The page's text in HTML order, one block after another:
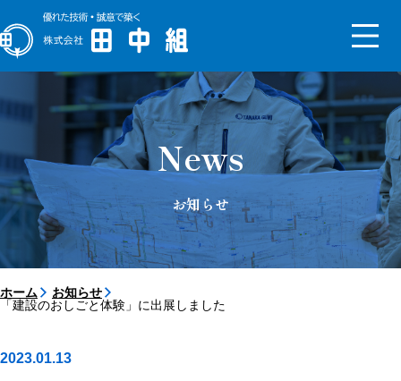
トップメッセージ
会社概要
沿革
組織図
新社屋
サステナビリティ
SDGs
ISO
コンプライアンス
事業継続計画
健康経営の取り組み
News
お知らせ
ホーム
お知らせ
「建設のおしごと体験」に出展しました
2023.01.13